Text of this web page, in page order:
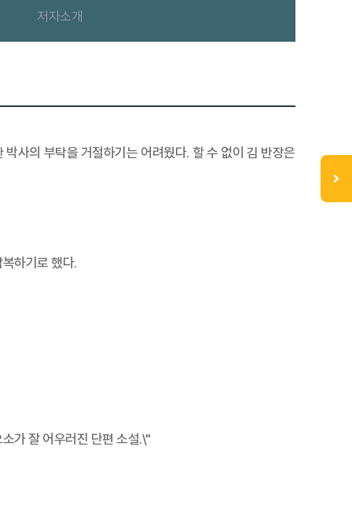
저자소개
사의 부탁을 거절하기는 어려웠다. 할 수 없이 김 반장은
하기로 했다.
가 잘 어우러진 단편 소설.\"